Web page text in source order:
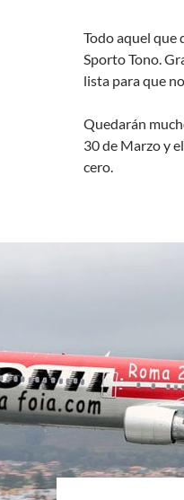
Todo aquel que
Sporto Tono.
lista para que
Quedarán
30 de Marzo y
cero.